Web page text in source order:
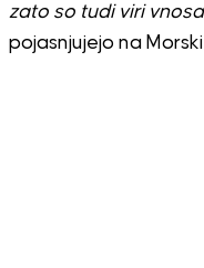
zato so tudi viri
pojasnjujejo na